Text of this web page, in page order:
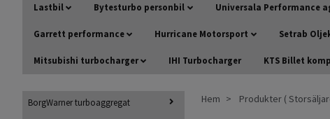
Lastbil Bytesturbo personbil Universala Performance
Garrett performance Hurricane Motorsport Setrab
Mitsubishi turbocharger IHI Turbocharger KTS Billet
BorgWarner turboaggregat Hem Produkter (